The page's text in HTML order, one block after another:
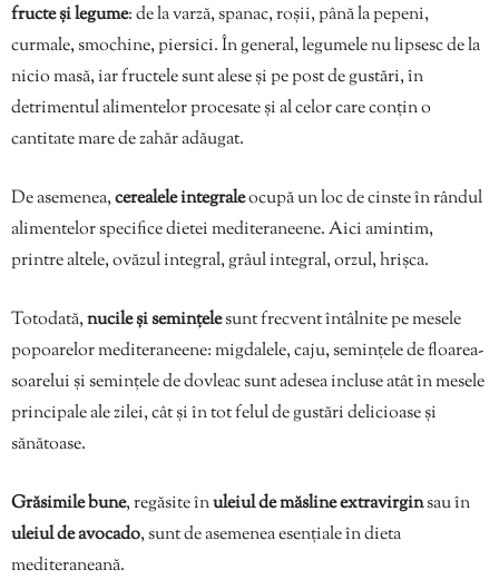
fructe și legume: de la varză, spanac, roșii, până la pepeni,
curmale, smochine, piersici. În general, legumele nu lipsesc de la
nicio masă, iar fructele sunt alese și pe post de gustări, în
detrimentul alimentelor procesate și al celor care conțin o
cantitate mare de zahăr adăugat.
De asemenea,cerealele integraleocupă un loc de cinste în rândul
alimentelor specifice dietei mediteraneene. Aici amintim,
printre altele, ovăzul integral, grâul integral, orzul, hrișca.
Totodată,nucile și semințelesunt frecvent întâlnite pe mesele
popoarelor mediteraneene: migdalele, caju, semințele de floarea-
soarelui și semințele de dovleac sunt adesea incluse atât în mesele
principale ale zilei, cât și în tot felul de gustări delicioase și
sănătoase.
Grăsimile bune, regăsite înuleiul de măsline extravirginsau în
uleiul de avocado, sunt de asemenea esențiale în dieta
mediteraneană.